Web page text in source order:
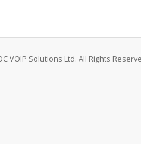
VOIP Solutions Ltd. All Rights